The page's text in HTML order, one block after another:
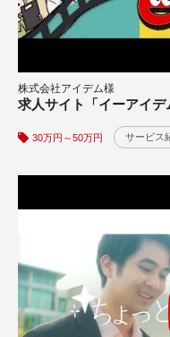
株式会社アイデム様
求人サイト「イーアイデ
30万円～50万円 サービス
オリジナル楽曲動画広告
テレビCM